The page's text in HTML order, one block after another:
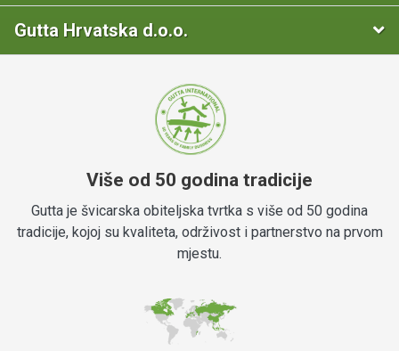
Gutta Hrvatska d.o.o.
Više od 50 godina tradicije
Gutta je švicarska obiteljska tvrtka s više od 50 godina
tradicije, kojoj su kvaliteta, održivost i partnerstvo na prvom
mjestu.